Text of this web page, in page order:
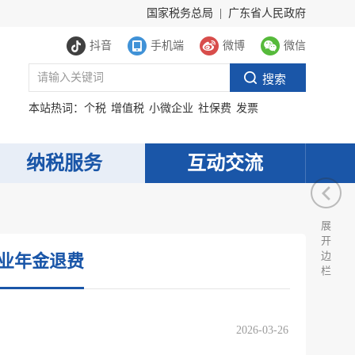
国家税务总局 广东省人民政府
抖音 手机端 微博 微信
本站热词： 个税 增值税 小微企业 社保费 发票
纳税服务 互动交流
年金退费
2026-03-26
展
开
边
栏